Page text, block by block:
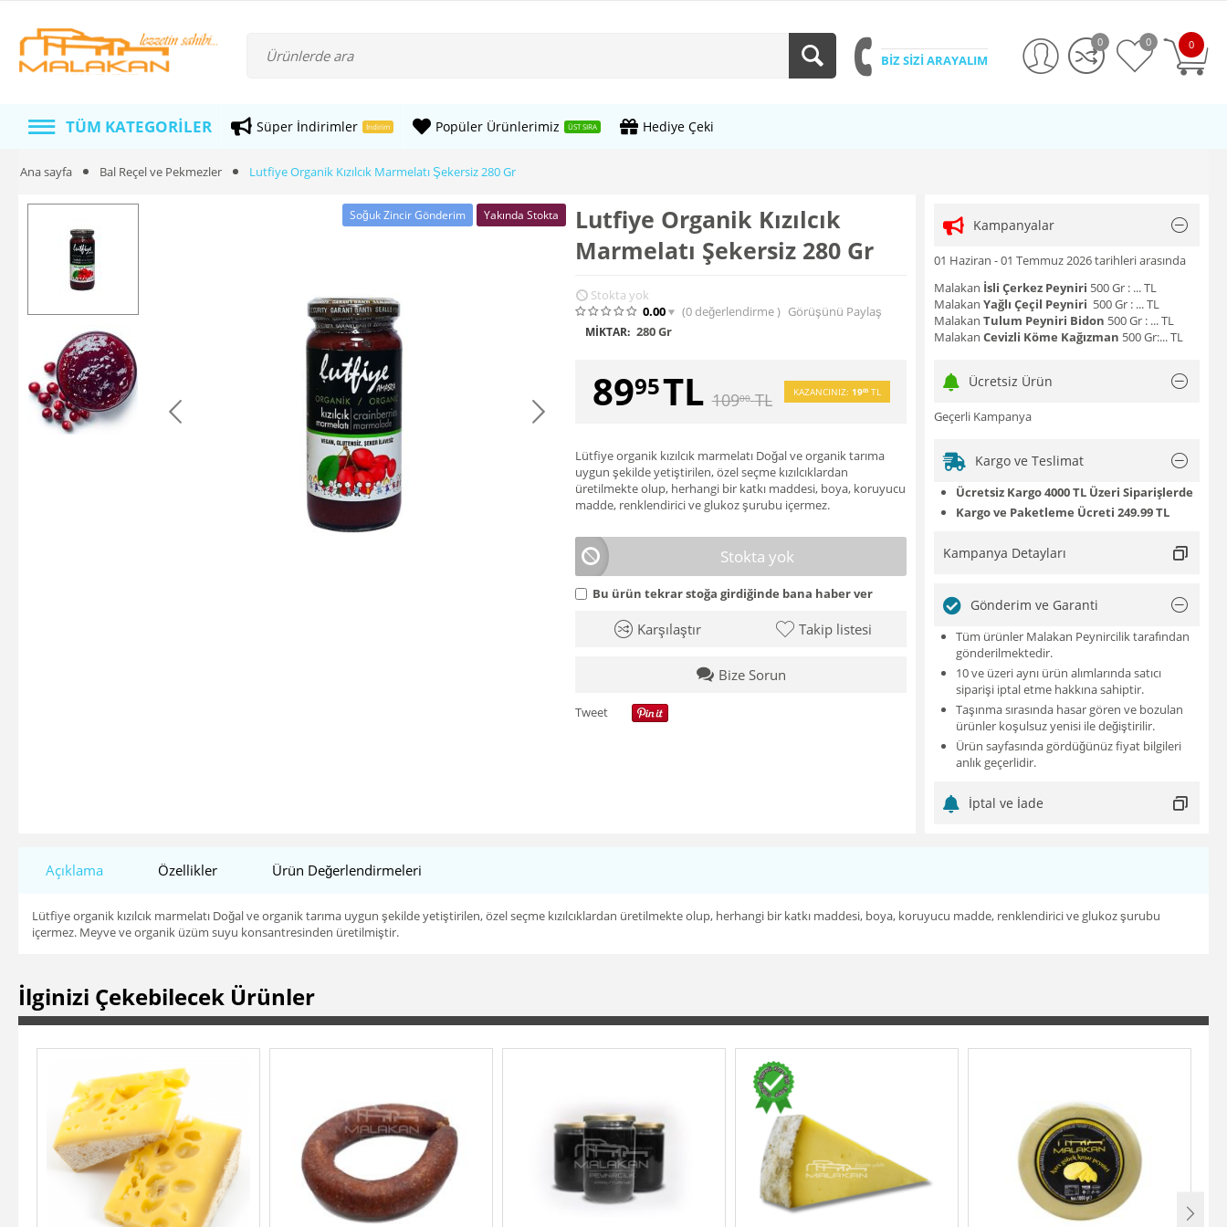
BİZ SİZİ ARAYALIM
0
0 0
TÜM KATEGORILER Süper İndirimler İndirim Popüler Ürünlerimiz ÜST SIRA Hediye Çeki
Ana sayfa Bal Reçel ve Pekmezler Lutfiye Organik Kızılcık Marmelatı Şekersiz 280 Gr
Soğuk Zincir Gönderim Yakında Stokta
Lutfiye Organik Kızılcık
Marmelatı Şekersiz 280 Gr
Stokta yok
0.00
(0değerlendirme) Görüşünü Paylaş
MIKTAR: 280 Gr
8995TL 10900 TL KAZANCINIZ: 1905TL
Lütfiye organik kızılcık marmelatı Doğal ve organik tarıma
uygun şekilde yetiştirilen, özel seçme kızılcıklardan
üretilmekte olup, herhangi bir katkı maddesi, boya, koruyucu
madde, renklendirici ve glukoz şurubu içermez.
Stokta yok
Bu ürün tekrar stoğa girdiğinde bana haber ver
Karşılaştır Takip listesi
Bize Sorun
Tweet
Kampanyalar
01 Haziran - 01 Temmuz 2026 tarihleri arasında
Malakan İsli Çerkez Peyniri 500 Gr : ... TL
Malakan Yağlı Çeçil Peyniri 500 Gr : ... TL
Malakan Tulum Peyniri Bidon 500 Gr : ... TL
Malakan Cevizli Köme Kağızman 500 Gr:... TL
Ücretsiz Ürün
Geçerli Kampanya
Kargo ve Teslimat
Ücretsiz Kargo 4000 TL Üzeri Siparişlerde
Kargo ve Paketleme Ücreti 249.99 TL
Kampanya Detayları
Gönderim ve Garanti
Tüm ürünler Malakan Peynircilik tarafından
gönderilmektedir.
10 ve üzeri aynı ürün alımlarında satıcı
siparişi iptal etme hakkına sahiptir.
Taşınma sırasında hasar gören ve bozulan
ürünler koşulsuz yenisi ile değiştirilir.
Ürün sayfasında gördüğünüz fiyat bilgileri
anlık geçerlidir.
İptal ve İade
Açıklama Özellikler Ürün Değerlendirmeleri
Lütfiye organik kızılcık marmelatı Doğal ve organik tarıma uygun şekilde yetiştirilen, özel seçme kızılcıklardan üretilmekte olup, herhangi bir katkı maddesi, boya, koruyucu madde, renklendirici ve glukoz şurubu
içermez. Meyve ve organik üzüm suyu konsantresinden üretilmiştir.
İlginizi Çekebilecek Ürünler